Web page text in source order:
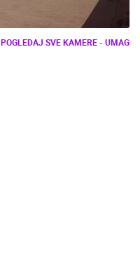
POGLEDAJ SVE KAMERE - UMAG